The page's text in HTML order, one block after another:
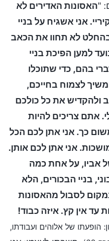
"האסונות האדירים לא
אני אשגיח על בניי
לא תחוו את הכאב
למען הפיכת בניי
בהם, כדי שתוכלו
לצמוח בחייכם,
ולהקדיש את כל כולכם
אתם צריכים להיות
כך. אני אתן לכם הכל
אני אתן לכם אותן.
אביו, על אחת כמה
בניי הבכורים, הלא
לסבול מהאסונות
עד אין קץ. איזה כבוד!
הופעתו של אלוהים ועבודתו,